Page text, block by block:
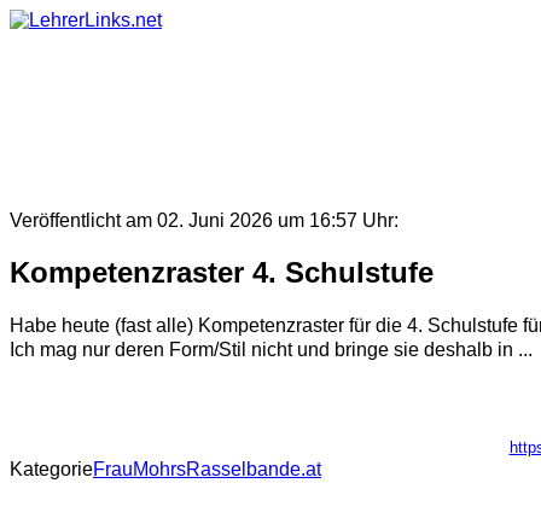
Skip
Veröffentlicht am 02. Juni 2026 um 16:57 Uhr:
Kompetenzraster 4. Schulstufe
Habe heute (fast alle) Kompetenzraster für die 4. Schulstufe
Ich mag nur deren Form/Stil nicht und bringe sie deshalb in ...
KategorieFrauMohrsRasselbande.at